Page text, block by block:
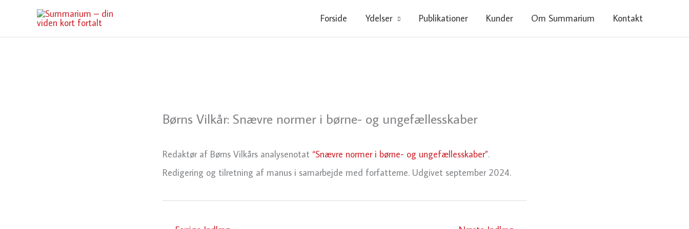
Forside Ydelser Publikationer Kunder Om Summarium Kontakt
Børns Vilkår: Snævre normer i børne- og ungefællesskaber
Redaktør af Børns Vilkårs analysenotat “Snævre normer i børne- og ungefællesskaber”.
Redigering og tilretning af manus i samarbejde med forfatterne. Udgivet september 2024.